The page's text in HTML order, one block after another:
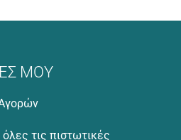
ΜΟΥ
τις πιστωτικές